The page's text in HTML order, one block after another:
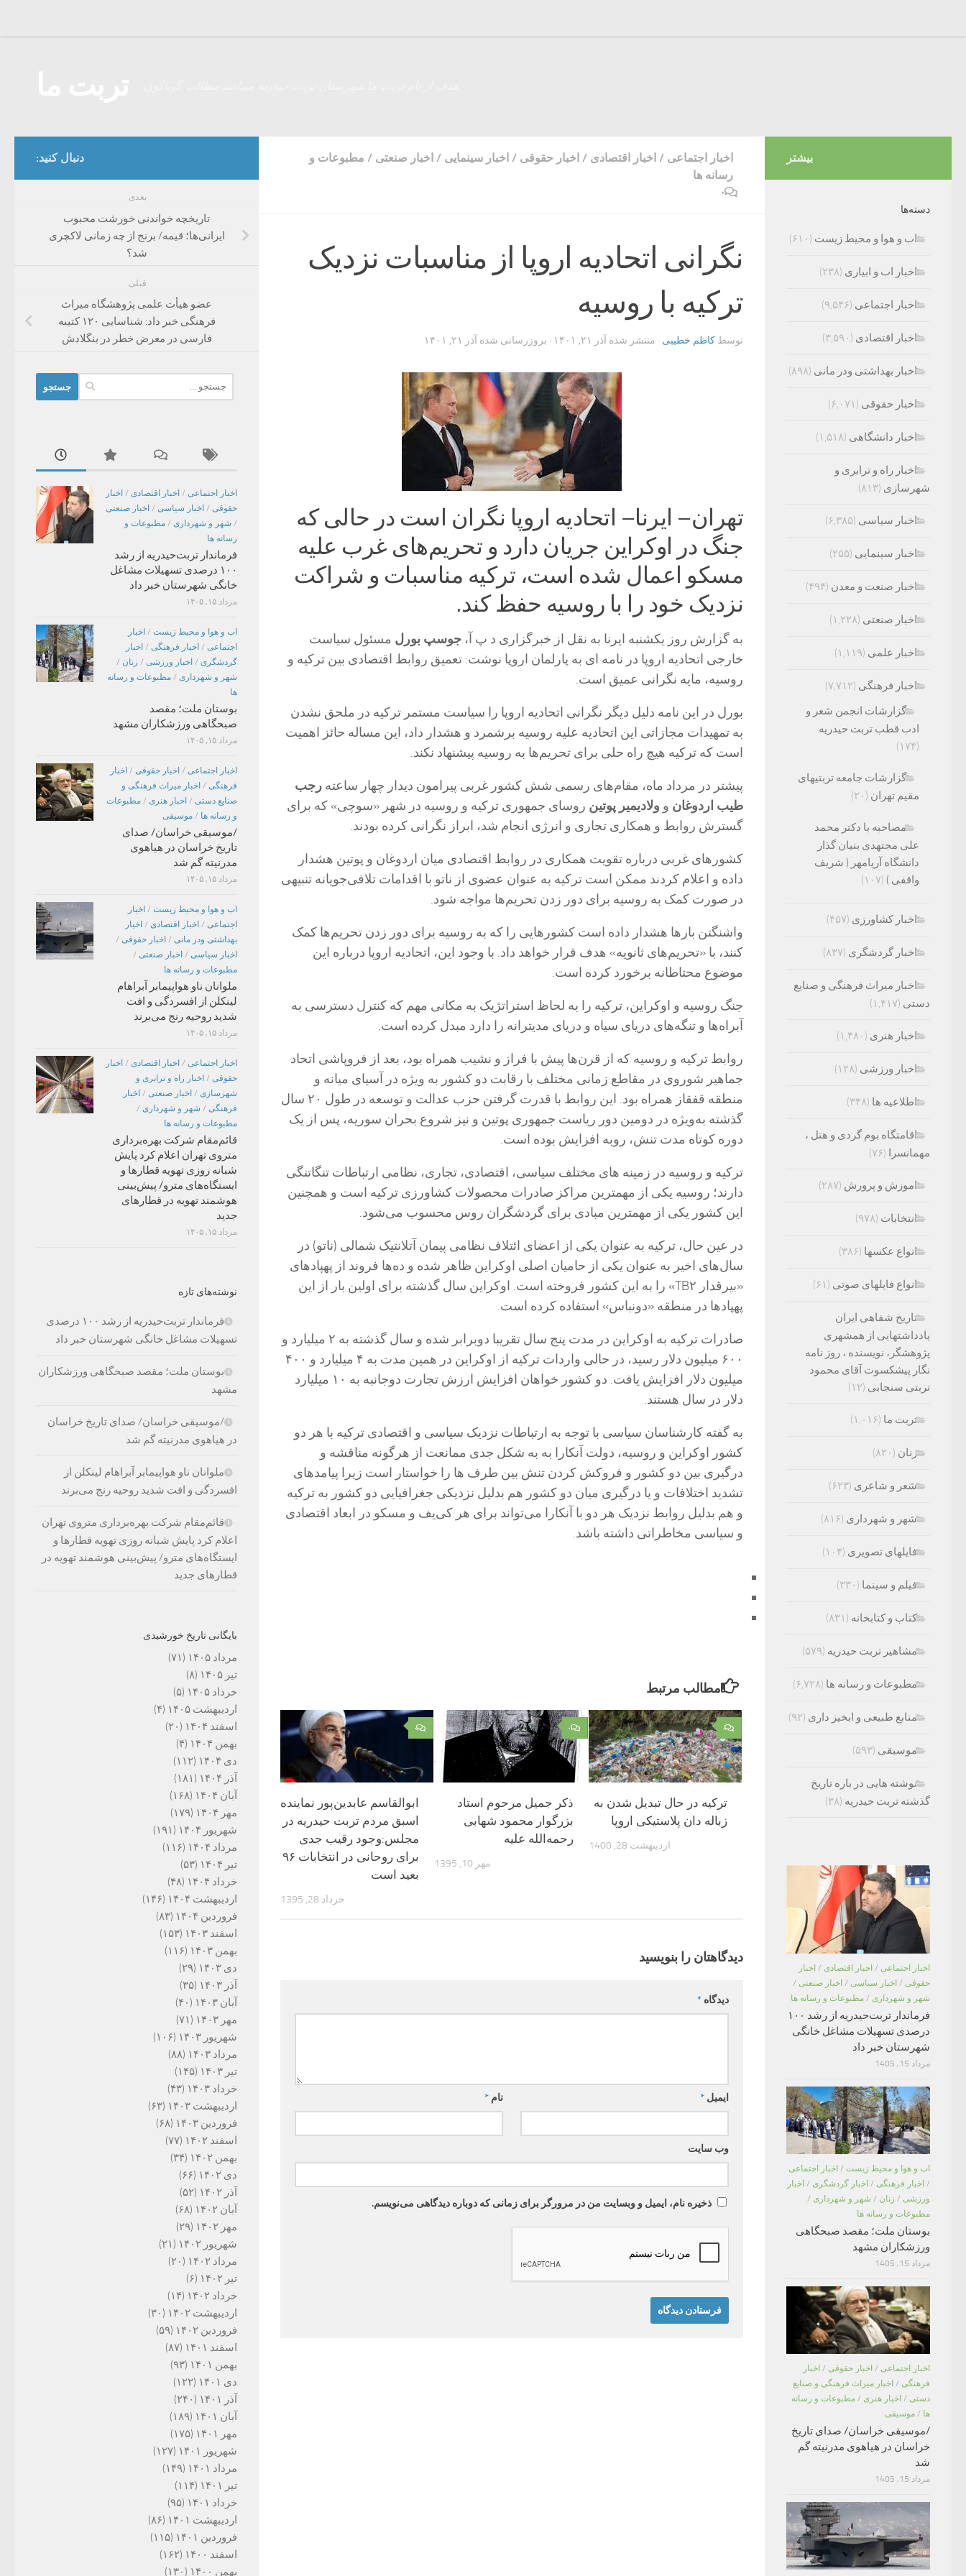
اخبار اجتماعی / اخبار اقتصادی / اخبار حقوقی / اخبار سینمایی / اخبار صنعتی / مطبوعات و
رسانه ها
۰
نگرانی اتحادیه اروپا از مناسبات نزدیک
ترکیه با روسیه
توسط کاظم خطیبی · منتشر شده آذر ۲۱, ۱۴۰۱ · بروزرسانی شده آذر ۲۱, ۱۴۰۱
تهران– ایرنا– اتحادیه اروپا نگران است در حالی که
جنگ در اوکراین جریان دارد و تحریم‌های غرب علیه
مسکو اعمال شده است، ترکیه مناسبات و شراکت
نزدیک خود را با روسیه حفظ کند.
به گزارش روز یکشنبه ایرنا به نقل از خبرگزاری د پ آ، جوسپ بورل مسئول سیاست
خارجی اتحادیه اروپا در نامه ای به پارلمان اروپا نوشت: تعمیق روابط اقتصادی بین ترکیه و
روسیه، مایه نگرانی عمیق است.
بورل در این نامه دلیل دیگر نگرانی اتحادیه اروپا را سیاست مستمر ترکیه در ملحق نشدن
به تمهیدات مجازاتی این اتحادیه علیه روسیه برشمرد و هشدار داد، این مساله حائز اهمیت
است که ترکیه هیچ راه حلی برای تحریم‌ها به روسیه پیشنهاد نکند.
پیشتر در مرداد ماه، مقام‌های رسمی شش کشور غربی پیرامون دیدار چهار ساعته رجب
طیب اردوغان و ولادیمیر پوتین روسای جمهوری ترکیه و روسیه در شهر «سوچی» که برای
گسترش روابط و همکاری تجاری و انرژی انجام شد، ابراز نگرانی کرده بودند.
کشورهای غربی درباره تقویت همکاری در روابط اقتصادی میان اردوغان و پوتین هشدار
داده و اعلام کردند ممکن است ترکیه به عنوان عضوی از ناتو با اقدامات تلافی‌جویانه تنبیهی
در صورت کمک به روسیه برای دور زدن تحریم‌ها مواجه شود.
واشنگتن بارها هشدار داده است کشورهایی را که به روسیه برای دور زدن تحریم‌ها کمک
کنند، با «تحریم‌های ثانویه» هدف قرار خواهد داد. با وجود این، اتحادیه اروپا درباره این
موضوع محتاطانه برخورد کرده است.
جنگ روسیه و اوکراین، ترکیه را به لحاظ استراتژیک به مکانی مهم که کنترل دسترسی به
آبراه‌ها و تنگه‌های دریای سیاه و دریای مدیترانه را دارد مبدل کرده است.
روابط ترکیه و روسیه که از قرن‌ها پیش با فراز و نشیب همراه بود، بعد از فروپاشی اتحاد
جماهیر شوروی در مقاطع زمانی مختلف با رقابت دو کشور به ویژه در آسیای میانه و
منطقه قفقاز همراه بود. این روابط با قدرت گرفتن حزب عدالت و توسعه در طول ۲۰ سال
گذشته به‌ویژه در دومین دور ریاست جمهوری پوتین و نیز شروع بحران سوریه، پس از یک
دوره کوتاه مدت تنش، روبه افزایش بوده است.
ترکیه و روسیه در زمینه های مختلف سیاسی، اقتصادی، تجاری، نظامی ارتباطات تنگاتنگی
دارند؛ روسیه یکی از مهمترین مراکز صادرات محصولات کشاورزی ترکیه است و همچنین
این کشور یکی از مهمترین مبادی برای گردشگران روس محسوب می‌شود.
در عین حال، ترکیه به عنوان یکی از اعضای ائتلاف نظامی پیمان آتلانتیک شمالی (ناتو) در
سال‌های اخیر به عنوان یکی از حامیان اصلی اوکراین ظاهر شده و ده‌ها فروند از پهپادهای
«بیرقدار TB۲» را به این کشور فروخته است. اوکراین سال گذشته برای اولین بار از این
پهپادها در منطقه «دونباس» استفاده کرده است.
صادرات ترکیه به اوکراین در مدت پنج سال تقریبا دوبرابر شده و سال گذشته به ۲ میلیارد و
۶۰۰ میلیون دلار رسید، در حالی واردات ترکیه از اوکراین در همین مدت به ۴ میلیارد و ۴۰۰
میلیون دلار افزایش یافت. دو کشور خواهان افزایش ارزش تجارت دوجانبه به ۱۰ میلیارد
دلار در سال هستند.
به گفته کارشناسان سیاسی با توجه به ارتباطات نزدیک سیاسی و اقتصادی ترکیه با هر دو
کشور اوکراین و روسیه، دولت آنکارا به به شکل جدی ممانعت از هرگونه مناقشه و
درگیری بین دو کشور و فروکش کردن تنش بین طرف ها را خواستار است زیرا پیامدهای
تشدید اختلافات و یا درگیری میان دو کشور هم بدلیل نزدیکی جغرافیایی دو کشور به ترکیه
و هم بدلیل روابط نزدیک هر دو با آنکارا می‌تواند برای هر کی‌یف و مسکو در ابعاد اقتصادی
و سیاسی مخاطراتی داشته باشد.
مطالب مرتبط
۰
ابوالقاسم عابدین‌پور نماینده
اسبق مردم تربت حیدریه در
مجلس:وجود رقیب جدی
برای روحانی در انتخابات ۹۶
بعید است
خرداد 28, 1395
۰
ذکر جمیل مرحوم استاد
بزرگوار محمود شهابی
رحمه‌الله علیه
مهر 10, 1395
۰
ترکیه در حال تبدیل شدن به
زباله دان پلاستیکی اروپا
اردیبهشت 28, 1400
دیدگاهتان را بنویسید
دیدگاه *
نام* ایمیل *
وب‌ سایت
ذخیره نام، ایمیل و وبسایت من در مرورگر برای زمانی که دوباره دیدگاهی می‌نویسم.
دنبال کنید:
بعدی
تاریخچه خواندنی خورشت محبوب
ایرانی‌ها؛ قیمه/ برنج از چه زمانی لاکچری
شد؟
قبلی
عضو هیأت علمی پژوهشگاه میراث
فرهنگی خبر داد: شناسایی ۱۲۰ کتیبه
فارسی در معرض خطر در بنگلادش
برای:
اخبار اجتماعی / اخبار اقتصادی / اخبار
حقوقی / اخبار سیاسی / اخبار صنعتی
/ شهر و شهرداری / مطبوعات و
رسانه ها
فرماندار تربت‌حیدریه از رشد
۱۰۰ درصدی تسهیلات مشاغل
خانگی شهرستان خبر داد
مرداد ۱۵, ۱۴۰۵
اب و هوا و محیط زیست / اخبار
اجتماعی / اخبار فرهنگی / اخبار
گردشگری / اخبار ورزشی / زنان /
شهر و شهرداری / مطبوعات و رسانه
ها
بوستان ملت؛ مقصد
صبحگاهی ورزشکاران مشهد
مرداد ۱۵, ۱۴۰۵
اخبار اجتماعی / اخبار حقوقی / اخبار
فرهنگی / اخبار میراث فرهنگی و
صنایع دستی / اخبار هنری / مطبوعات
و رسانه ها / موسیقی
/موسیقی خراسان/ صدای
تاریخ خراسان در هیاهوی
مدرنیته گم شد
مرداد ۱۵, ۱۴۰۵
اب و هوا و محیط زیست / اخبار
اجتماعی / اخبار اقتصادی / اخبار
بهداشتی ودر مانی / اخبار حقوقی /
اخبار سیاسی / اخبار صنعتی /
مطبوعات و رسانه ها
ملوانان ناو هواپیمابر آبراهام
لینکلن از افسردگی و افت
شدید روحیه رنج می‌برند
مرداد ۱۵, ۱۴۰۵
اخبار اجتماعی / اخبار اقتصادی / اخبار
حقوقی / اخبار راه و ترابری و
شهرسازی / اخبار صنعتی / اخبار
فرهنگی / شهر و شهرداری /
مطبوعات و رسانه ها
قائم‌مقام شرکت بهره‌برداری
متروی تهران اعلام کرد پایش
شبانه روزی تهویه قطارها و
ایستگاه‌های مترو/ پیش‌بینی
هوشمند تهویه در قطارهای
جدید
مرداد ۱۵, ۱۴۰۵
نوشته‌های تازه
فرماندار تربت‌حیدریه از رشد ۱۰۰ درصدی
تسهیلات مشاغل خانگی شهرستان خبر داد
بوستان ملت؛ مقصد صبحگاهی ورزشکاران
مشهد
/موسیقی خراسان/ صدای تاریخ خراسان
در هیاهوی مدرنیته گم شد
ملوانان ناو هواپیمابر آبراهام لینکلن از
افسردگی و افت شدید روحیه رنج می‌برند
قائم‌مقام شرکت بهره‌برداری متروی تهران
اعلام کرد پایش شبانه روزی تهویه قطارها و
ایستگاه‌های مترو/ پیش‌بینی هوشمند تهویه در
قطارهای جدید
بایگانی تاریخ خورشیدی
مرداد ۱۴۰۵
(۷۱)
تیر ۱۴۰۵
(۸)
خرداد ۱۴۰۵
(۵)
اردیبهشت ۱۴۰۵
(۴)
اسفند ۱۴۰۴
(۲۰)
بهمن ۱۴۰۴
(۴)
دی ۱۴۰۴
(۱۱۲)
آذر ۱۴۰۴
(۱۸۱)
آبان ۱۴۰۴
(۱۶۸)
مهر ۱۴۰۴
(۱۷۹)
شهریور ۱۴۰۴
(۱۹۱)
مرداد ۱۴۰۴
(۱۱۶)
تیر ۱۴۰۴
(۵۳)
خرداد ۱۴۰۴
(۴۸)
اردیبهشت ۱۴۰۴
(۱۴۶)
فروردین ۱۴۰۴
(۸۳)
اسفند ۱۴۰۳
(۱۵۳)
بهمن ۱۴۰۳
(۱۱۶)
دی ۱۴۰۳
(۲۹)
آذر ۱۴۰۳
(۳۵)
آبان ۱۴۰۳
(۴۰)
مهر ۱۴۰۳
(۷۱)
شهریور ۱۴۰۳
(۱۰۶)
مرداد ۱۴۰۳
(۸۸)
تیر ۱۴۰۳
(۱۴۵)
خرداد ۱۴۰۳
(۴۳)
اردیبهشت ۱۴۰۳
(۶۳)
فروردین ۱۴۰۳
(۶۸)
اسفند ۱۴۰۲
(۷۷)
بهمن ۱۴۰۲
(۳۴)
دی ۱۴۰۲
(۶۶)
آذر ۱۴۰۲
(۵۲)
آبان ۱۴۰۲
(۶۸)
مهر ۱۴۰۲
(۲۹)
شهریور ۱۴۰۲
(۲۱)
مرداد ۱۴۰۲
(۲۰)
تیر ۱۴۰۲
(۶)
خرداد ۱۴۰۲
(۱۴)
اردیبهشت ۱۴۰۲
(۳۰)
فروردین ۱۴۰۲
(۵۹)
اسفند ۱۴۰۱
(۸۷)
بهمن ۱۴۰۱
(۹۳)
دی ۱۴۰۱
(۱۲۲)
آذر ۱۴۰۱
(۲۴۰)
آبان ۱۴۰۱
(۱۸۹)
مهر ۱۴۰۱
(۱۷۵)
شهریور ۱۴۰۱
(۱۲۷)
مرداد ۱۴۰۱
(۱۴۹)
تیر ۱۴۰۱
(۱۱۴)
خرداد ۱۴۰۱
(۹۵)
اردیبهشت ۱۴۰۱
(۸۶)
فروردین ۱۴۰۱
(۱۱۵)
اسفند ۱۴۰۰
(۱۶۲)
بهمن ۱۴۰۰
(۱۳۰)
بیشتر
دسته‌ها
اب و هوا و محیط زیست (۶۱۰)
اخبار اب و ابیاری (۲۳۸)
اخبار اجتماعی (۹,۵۴۶)
اخبار اقتصادی (۳,۵۹۰)
اخبار بهداشتی ودر مانی (۸۹۸)
اخبار حقوقی (۶,۰۷۱)
اخبار دانشگاهی (۱,۵۱۸)
اخبار راه و ترابری و
شهرسازی (۸۱۳)
اخبار سیاسی (۶,۳۸۵)
اخبار سینمایی (۲۵۵)
اخبار صنعت و معدن (۴۹۴)
اخبار صنعتی (۱,۲۲۸)
اخبار علمی (۱,۱۱۹)
اخبار فرهنگی (۷,۷۱۲)
گزارشات انجمن شعر و
ادب قطب تربت حیدریه
(۱۷۴)
گزارشات جامعه تربتیهای
مقیم تهران (۲۰)
مصاحبه با دکتر محمد
علی مجتهدی بنیان گذار
دانشگاه آریامهر ( شریف
واقفی ) (۱۰۷)
اخبار کشاورزی (۴۵۷)
اخبار گردشگری (۸۳۷)
اخبار میراث فرهنگی و صنایع
دستی (۱,۴۱۷)
اخبار هنری (۱,۴۸۰)
اخبار ورزشی (۱۲۸)
اطلاعیه ها (۳۴۸)
اقامتگاه بوم گردی و هتل ،
مهمانسرا (۷۶)
اموزش و پرورش (۲۸۷)
انتخابات (۹۷۸)
انواع عکسها (۳۸۶)
انواع فایلهای صوتی (۶۱)
تاریخ شفاهی ایران
یادداشتهایی از همشهری
پژوهشگر، نویسنده ، روز نامه
نگار پیشکسوت آقای محمود
تربتی سنجابی (۱۲)
تربت ما (۱,۰۱۶)
زنان (۸۲۰)
شعر و شاعری (۶۲۳)
شهر و شهرداری (۸۱۶)
فایلهای تصویری (۱۰۴)
فیلم و سینما (۳۳۰)
کتاب و کتابخانه (۸۳۱)
مشاهیر تربت حیدریه (۵۷۹)
مطبوعات و رسانه ها (۶,۷۲۸)
منابع طبیعی و ابخیز داری (۹۲)
موسیقی (۵۹۳)
نوشته هایی در باره تاریخ
گذشته تربت حیدریه (۳۸)
اخبار اجتماعی / اخبار اقتصادی / اخبار
حقوقی / اخبار سیاسی / اخبار صنعتی /
شهر و شهرداری / مطبوعات و رسانه ها
فرماندار تربت‌حیدریه از رشد ۱۰۰
درصدی تسهیلات مشاغل خانگی
شهرستان خبر داد
مرداد 15, 1405
اب و هوا و محیط زیست / اخبار اجتماعی
/ اخبار فرهنگی / اخبار گردشگری / اخبار
ورزشی / زنان / شهر و شهرداری /
مطبوعات و رسانه ها
بوستان ملت؛ مقصد صبحگاهی
ورزشکاران مشهد
مرداد 15, 1405
اخبار اجتماعی / اخبار حقوقی / اخبار
فرهنگی / اخبار میراث فرهنگی و صنایع
دستی / اخبار هنری / مطبوعات و رسانه
ها / موسیقی
/موسیقی خراسان/ صدای تاریخ
خراسان در هیاهوی مدرنیته گم
شد
مرداد 15, 1405